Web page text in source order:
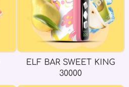
ELF BAR SWEET KING
30000